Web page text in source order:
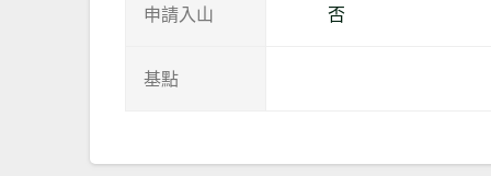
申請入山 否
基點